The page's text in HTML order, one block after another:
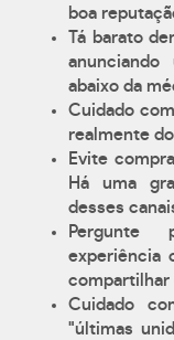
boa
Tá barato
abaixo da
Cuidado
realmente
Evite
Há uma
desses
Pergunte
experiência
compartilhar
Cuidado
"últimas